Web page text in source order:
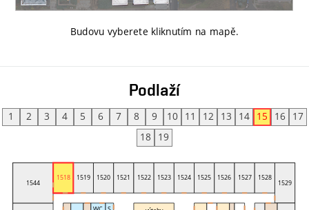
Budovu vyberete kliknutím na mapě.
Podlaží
1 2 3 4 5 6 7 8 9 10 11 12 13 14 15 16
17
18
19